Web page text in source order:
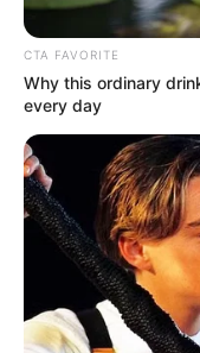
pensou em juntar
Natal com
Pensando nisso,
ideias e tutoriais
alguns
enfeites
fazer.
Veja todas
CTA FAVORITE
Why this ordinary
every day